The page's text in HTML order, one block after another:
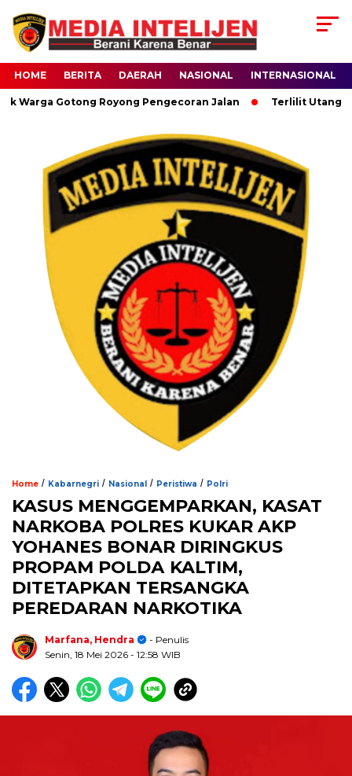
HOME BERITA DAERAH NASIONAL INTERNASIONAL
Gotong Royong Pengecoran Jalan Terlilit Utang
Home / Kabarnegri / Nasional / Peristiwa / Polri
KASUS MENGGEMPARKAN, KASAT
NARKOBA POLRES KUKAR AKP
YOHANES BONAR DIRINGKUS
PROPAM POLDА KALTIM,
DITETAPKAN TERSANGKA
PEREDARAN NARKOTIKA
Marfana, Hendra
- Penulis
Senin, 18 Mei 2026 - 12:58 WIB